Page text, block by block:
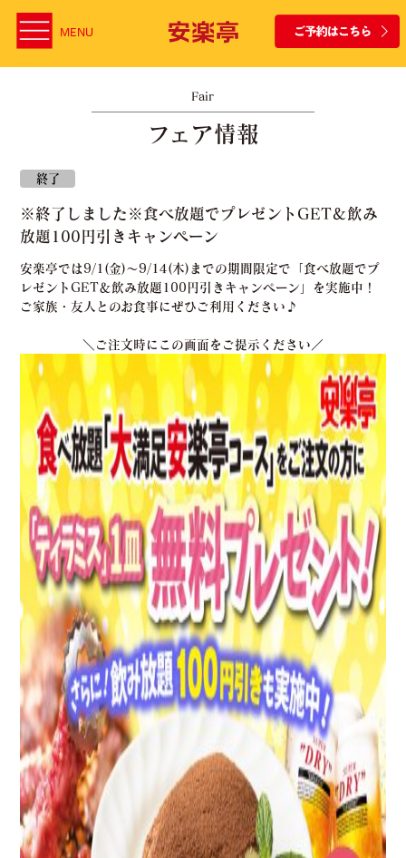
MENU
Fair
フェア情報
終了
※終了しました※食べ放題でプレゼントGET＆飲み
放題100円引きキャンペーン
安楽亭では9/1(金)～9/14(木)までの期間限定で「食べ放題でプ
レゼントGET＆飲み放題100円引きキャンペーン」を実施中！
ご家族・友人とのお食事にぜひご利用ください♪
＼ご注文時にこの画面をご提示ください／